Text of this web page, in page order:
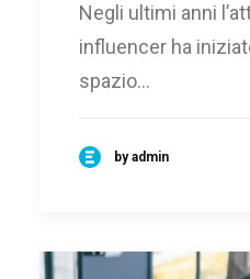
Negli ultimi anni
influencer ha
spazio…
by admin